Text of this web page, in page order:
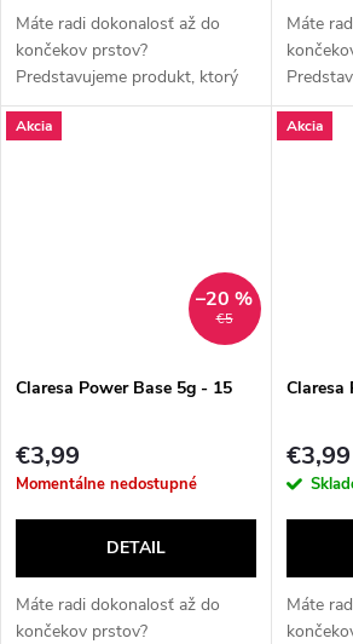
Máte radi dokonalosť až do
končekov prstov?
Predstavujeme produkt, ktorý
pre vás mení pravidlá hry! ✨
**Claresa Power Base**: Váš
Máte
pre vás
Akcia
€5
–20 %
Claresa Power Base 5g - 15
€3,99
Momentálne nedostupné
DETAIL
Máte radi dokonalosť až do
končekov prstov?
Akcia
Claresa
€3,99
Máte